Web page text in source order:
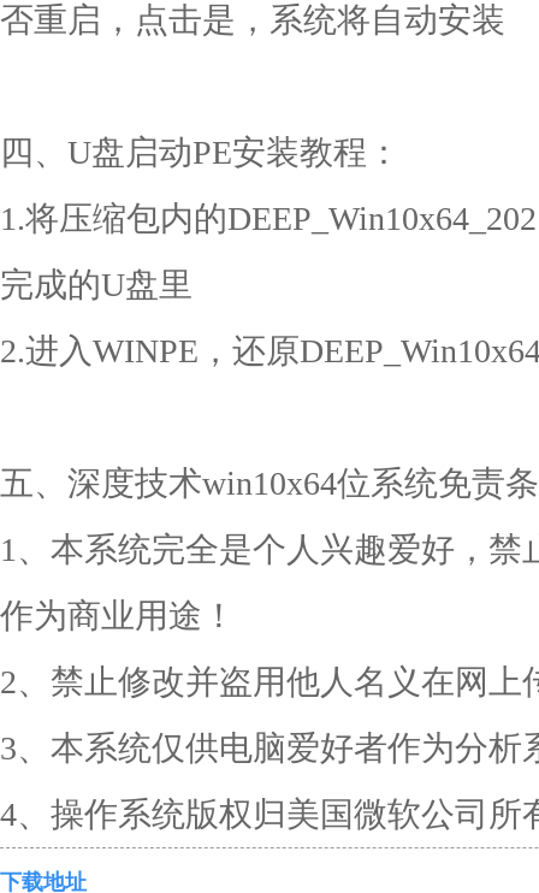
否重启，点击是，系统将自动安装
四、U盘启动PE安装教程：
1.将压缩包内的
完成的U盘里
2.进入WINPE，还原
五、深度技术win10x64位系统免责
1、本系统完全是个人兴趣爱好，
作为商业用途！
2、禁止修改并盗用他人名义在网上
3、本系统仅供电脑爱好者作为分析
4、操作系统版权归美国微软公司所
下载地址